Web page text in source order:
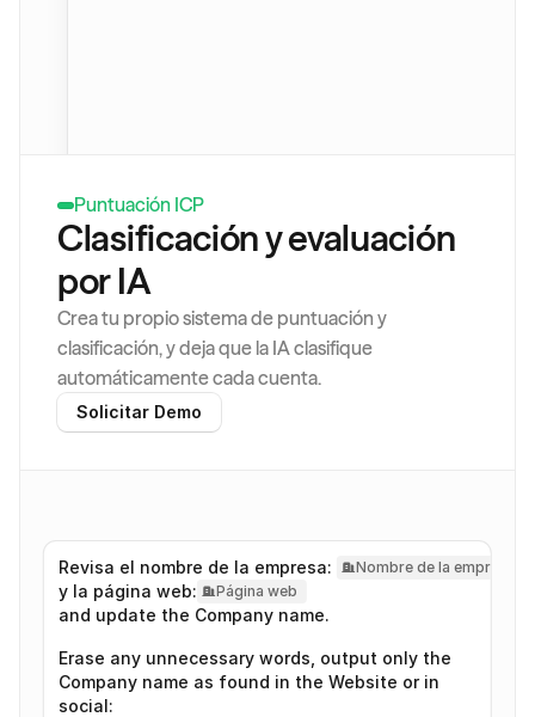
Puntuación ICP
Clasificación y evaluación
por IA
Crea tu propio sistema de puntuación y
clasificación, y deja que la IA clasifique
automáticamente cada cuenta.
Solicitar Demo
Revisa el nombre de la empresa: Nombre de la empresa
y la página web: Página web
and update the Company name.
Erase any unnecessary words, output only the
Company name as found in the Website or in
social: